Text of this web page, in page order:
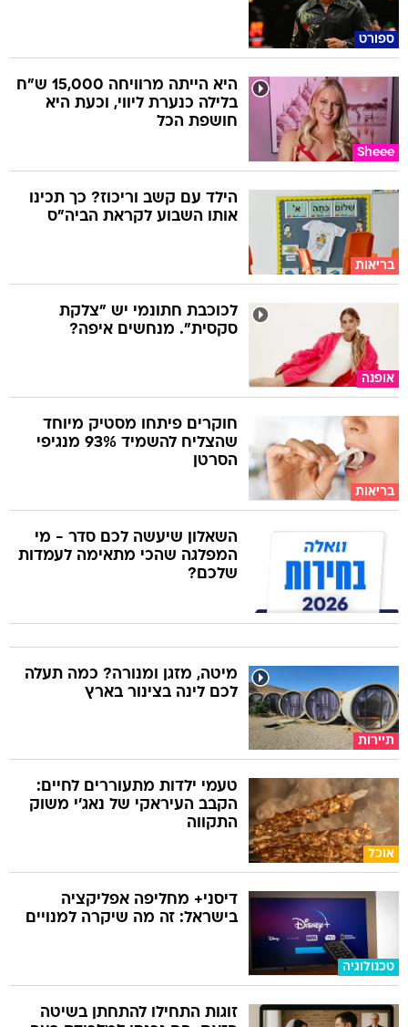
ספורט
Sheee
היא הייתה מרוויחה 15,000 ש"ח
בלילה כנערת ליווי, וכעת היא
חושפת הכל
בריאות
הילד עם קשב וריכוז? כך תכינו
אותו השבוע לקראת הביה"ס
אופנה
לכוכבת חתונמי יש "צלקת
סקסית". מנחשים איפה?
בריאות
חוקרים פיתחו מסטיק מיוחד
שהצליח להשמיד 93% מנגיפי
הסרטן
השאלון שיעשה לכם סדר - מי
המפלגה שהכי מתאימה לעמדות
שלכם?
תיירות
מיטה, מזגן ומנורה? כמה תעלה
לכם לינה בצינור בארץ
אוכל
טעמי ילדות מתעוררים לחיים:
הקבב העיראקי של נאג׳י משוק
התקווה
טכנולוגיה
דיסני+ מחליפה אפליקציה
בישראל: זה מה שיקרה למנויים
זוגות התחילו להתחתן בשיטה